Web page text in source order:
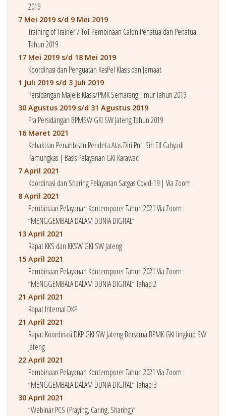
2019
7 Mei 2019 s/d 9 Mei 2019
Training of Trainer / ToT Pembinaan Calon Penatua dan Penatua
Tahun 2019
17 Mei 2019 s/d 18 Mei 2019
Koordinasi dan Penguatan KesPel Klasis dan Jemaat
1 Juli 2019 s/d 3 Juli 2019
Persidangan Majelis Klasis/PMK Semarang Timur Tahun 2019
30 Agustus 2019 s/d 31 Agustus 2019
Pra Persidangan BPMSW GKI SW Jateng Tahun 2019
16 Maret 2021
Kebaktian Penahbisan Pendeta Atas Diri Pnt. Sih Ell Cahyadi
Pamungkas | Basis Pelayanan GKI Karawaci
7 April 2021
Koordinasi dan Sharing Pelayanan Satgas Covid-19 | Via Zoom
8 April 2021
Pembinaan Pelayanan Kontemporer Tahun 2021 Via Zoom :
“MENGGEMBALA DALAM DUNIA DIGITAL“
13 April 2021
Rapat KKS dan KKSW GKI SW Jateng
15 April 2021
Pembinaan Pelayanan Kontemporer Tahun 2021 Via Zoom :
“MENGGEMBALA DALAM DUNIA DIGITAL“ Tahap 2
21 April 2021
Rapat Internal DKP
21 April 2021
Rapat Koordinasi DKP GKI SW Jateng Bersama BPMK GKI lingkup SW
Jateng
22 April 2021
Pembinaan Pelayanan Kontemporer Tahun 2021 Via Zoom :
“MENGGEMBALA DALAM DUNIA DIGITAL“ Tahap 3
30 April 2021
“Webinar PCS (Praying, Caring, Sharing)”